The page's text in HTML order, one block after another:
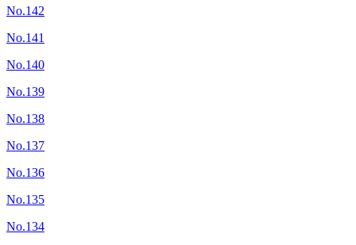
No.142
No.141
No.140
No.139
No.138
No.137
No.136
No.135
No.134